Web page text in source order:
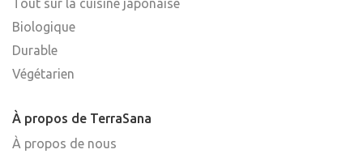
Tout sur la cuisine japonaise
Biologique
Durable
Végétarien
À propos de TerraSana
À propos de nous